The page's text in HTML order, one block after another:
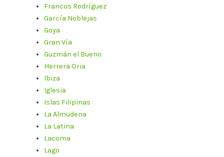
Francos Rodríguez
García Noblejas
Goya
Gran Vía
Guzmán el Bueno
Herrera Oria
Ibiza
Iglesia
Islas Filipinas
La Almudena
La Latina
Lacoma
Lago